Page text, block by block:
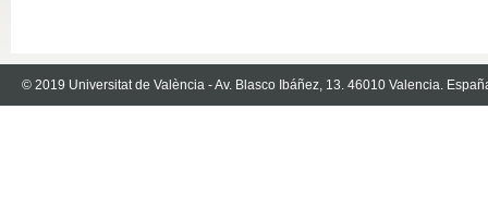
© 2019 Universitat de València - Av. Blasco Ibáñez, 13. 46010 Valencia.